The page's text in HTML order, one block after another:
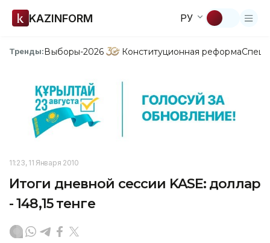
KAZINFORM РУ
Тренды:Выборы-2026 Конституционная реформа
11:23, 11 Января 2010
Итоги дневной сессии KASE: доллар
- 148,15 тенге